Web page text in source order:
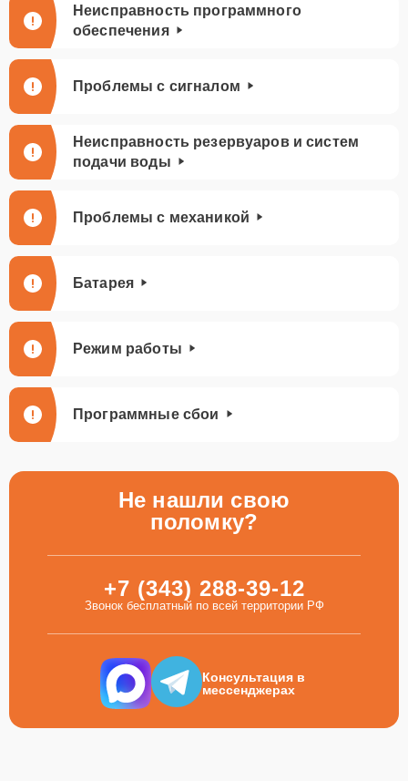
Неисправность программного
обеспечения
Проблемы с сигналом
Неисправность резервуаров и систем
подачи воды
Проблемы с механикой
Батарея
Режим работы
Программные сбои
Не нашли свою
поломку?
+7 (343) 288-39-12
Звонок бесплатный по всей территории РФ
Консультация в
мессенджерах